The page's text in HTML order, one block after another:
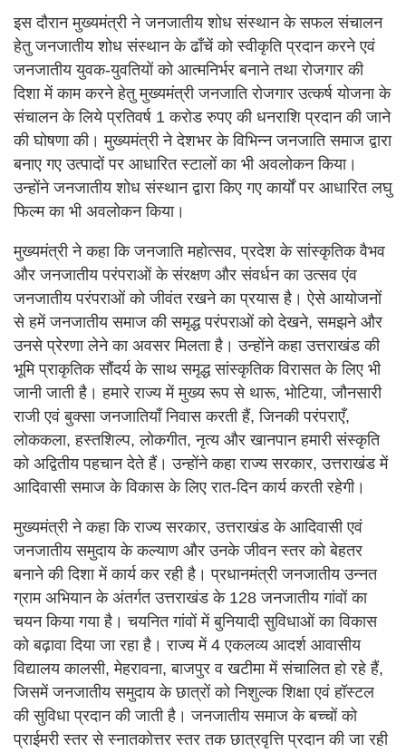
इस दौरान मुख्यमंत्री ने जनजातीय शोध संस्थान के सफल संचालन
हेतु जनजातीय शोध संस्थान के ढाँचें को स्वीकृति प्रदान करने एवं
जनजातीय युवक-युवतियों को आत्मनिर्भर बनाने तथा रोजगार की
दिशा में काम करने हेतु मुख्यमंत्री जनजाति रोजगार उत्कर्ष योजना के
संचालन के लिये प्रतिवर्ष 1 करोड रुपए की धनराशि प्रदान की जाने
की घोषणा की। मुख्यमंत्री ने देशभर के विभिन्न जनजाति समाज द्वारा
बनाए गए उत्पादों पर आधारित स्टालों का भी अवलोकन किया।
उन्होंने जनजातीय शोध संस्थान द्वारा किए गए कार्यों पर आधारित लघु
फिल्म का भी अवलोकन किया।
मुख्यमंत्री ने कहा कि जनजाति महोत्सव, प्रदेश के सांस्कृतिक वैभव
और जनजातीय परंपराओं के संरक्षण और संवर्धन का उत्सव एंव
जनजातीय परंपराओं को जीवंत रखने का प्रयास है। ऐसे आयोजनों
से हमें जनजातीय समाज की समृद्ध परंपराओं को देखने, समझने और
उनसे प्रेरणा लेने का अवसर मिलता है। उन्होंने कहा उत्तराखंड की
भूमि प्राकृतिक सौंदर्य के साथ समृद्ध सांस्कृतिक विरासत के लिए भी
जानी जाती है। हमारे राज्य में मुख्य रूप से थारू, भोटिया, जौनसारी
राजी एवं बुक्सा जनजातियाँ निवास करती हैं, जिनकी परंपराएँ,
लोककला, हस्तशिल्प, लोकगीत, नृत्य और खानपान हमारी संस्कृति
को अद्वितीय पहचान देते हैं। उन्होंने कहा राज्य सरकार, उत्तराखंड में
आदिवासी समाज के विकास के लिए रात-दिन कार्य करती रहेगी।
मुख्यमंत्री ने कहा कि राज्य सरकार, उत्तराखंड के आदिवासी एवं
जनजातीय समुदाय के कल्याण और उनके जीवन स्तर को बेहतर
बनाने की दिशा में कार्य कर रही है। प्रधानमंत्री जनजातीय उन्नत
ग्राम अभियान के अंतर्गत उत्तराखंड के 128 जनजातीय गांवों का
चयन किया गया है। चयनित गांवों में बुनियादी सुविधाओं का विकास
को बढ़ावा दिया जा रहा है। राज्य में 4 एकलव्य आदर्श आवासीय
विद्यालय कालसी, मेहरावना, बाजपुर व खटीमा में संचालित हो रहे हैं,
जिसमें जनजातीय समुदाय के छात्रों को निशुल्क शिक्षा एवं हॉस्टल
की सुविधा प्रदान की जाती है। जनजातीय समाज के बच्चों को
प्राईमरी स्तर से स्नातकोत्तर स्तर तक छात्रवृत्ति प्रदान की जा रही